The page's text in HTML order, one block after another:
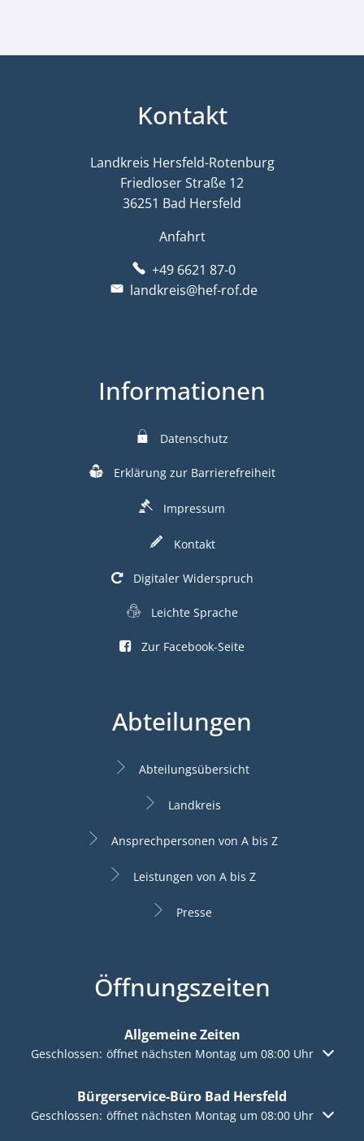
Kontakt
Landkreis Hersfeld-Rotenburg
Friedloser Straße 12
36251 Bad Hersfeld
Anfahrt
+49 6621 87-0
landkreis@hef-rof.de
Informationen
Datenschutz
Erklärung zur Barrierefreiheit
Impressum
Kontakt
Digitaler Widerspruch
Leichte Sprache
Zur Facebook-Seite
Abteilungen
Abteilungsübersicht
Landkreis
Ansprechpersonen von A bis Z
Leistungen von A bis Z
Presse
Öffnungszeiten
Allgemeine Zeiten
Klicken, um weitere Öffnungs- oder Schließzeiten
Geschlossen: öffnet nächsten Montag um 08:00 Uhr
Bürgerservice-Büro Bad Hersfeld
Klicken, um weitere Öffnungs- oder Schließzeiten
Geschlossen: öffnet nächsten Montag um 08:00 Uhr